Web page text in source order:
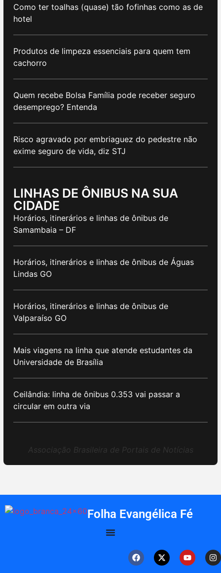
Como ter toalhas (quase) tão fofinhas como as de
hotel
Produtos de limpeza essenciais para quem tem
cachorro
Quem recebe Bolsa Família pode receber seguro
desemprego? Entenda
Risco agravado por embriaguez do pedestre não
exime seguro de vida, diz STJ
LINHAS DE ÔNIBUS NA SUA
CIDADE
Horários, itinerários e linhas de ônibus de
Samambaia – DF
Horários, itinerários e linhas de ônibus de Águas
Lindas GO
Horários, itinerários e linhas de ônibus de
Valparaíso GO
Mais viagens na linha que atende estudantes da
Universidade de Brasília
Ceilândia: linha de ônibus 0.353 vai passar a
circular em outra via
Associação Brasileira de Portais de Notícias
Folha Evangélica Fé